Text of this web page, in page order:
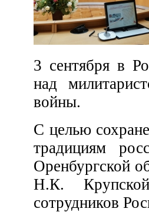
3 сентября в
над
войны.
С целью
традициям
Оренбургской
Н.К.
сотрудников